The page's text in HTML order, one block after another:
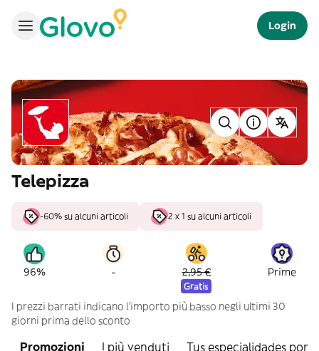
Login
Telepizza
-60% su alcuni articoli 2 x 1 su alcuni articoli
96% - 2,95 €
Gratis
Prime
I prezzi barrati indicano l’importo più basso negli ultimi 30
giorni prima dello sconto
Promozioni I più venduti Tus especialidades por